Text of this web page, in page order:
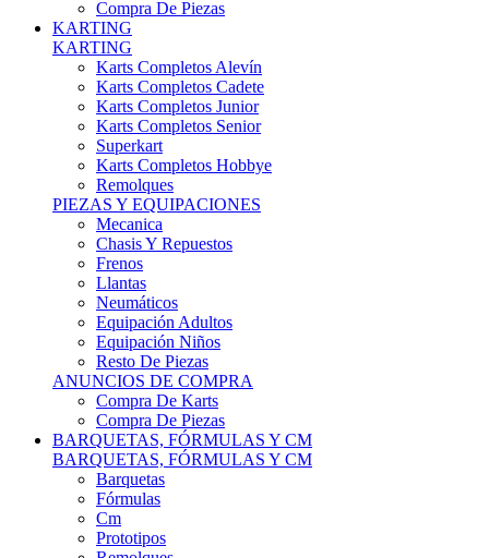
Equipación Adultos
Equipación Niños
Resto De Piezas
ANUNCIOS DE COMPRA
Compra De Karts
Compra De Piezas
BARQUETAS, FÓRMULAS Y CM
BARQUETAS, FÓRMULAS Y CM
Barquetas
Fórmulas
Cm
Prototipos
Remolques
PIEZAS Y EQUIPACIONES
Mecánica
Electrónica
Chasis Y Carrocería
Suspensiones
Frenos
Llantas
Neumáticos
Resto De Piezas
ANUNCIOS DE COMPRA
Compra Vehículos
Compra De Piezas
CARCROSS Y FÓRMULAS
CARCROSS Y FORMULAS TT
Carcross